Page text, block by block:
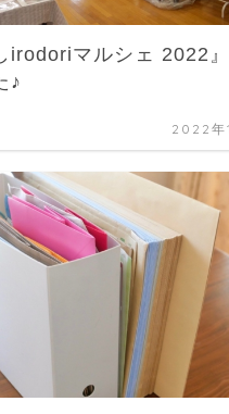
irodoriマルシェ 2022
♪
2022年